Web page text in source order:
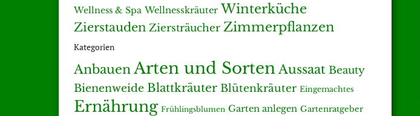
Wellness & Spa Wellnesskräuter Winterküche
Zierstauden Ziersträucher Zimmerpflanzen
Kategorien
AnbauenArten und SortenAussaat Beauty
Bienenweide Blattkräuter Blütenkräuter Eingemachtes
Ernährung Frühlingsblumen Garten anlegen Gartenratgeber